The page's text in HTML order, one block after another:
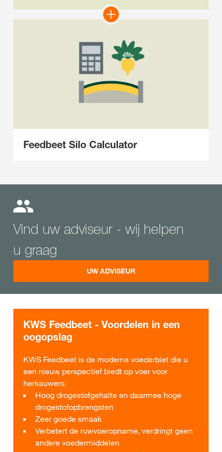
Feedbeet Silo Calculator
Vind uw adviseur - wij helpen
u graag
UW ADVISEUR
KWS Feedbeet - Voordelen in een
oogopslag
KWS Feedbeet is de moderne voederbiet die u
een nieuw perspectief biedt op voer voor
herkauwers:
Hoog drogestofgehalte en daarmee hoge
drogestofopbrengsten
Zeer goede smaak
Verbetert de ruwvoeropname, verdringt geen
andere voedermiddelen